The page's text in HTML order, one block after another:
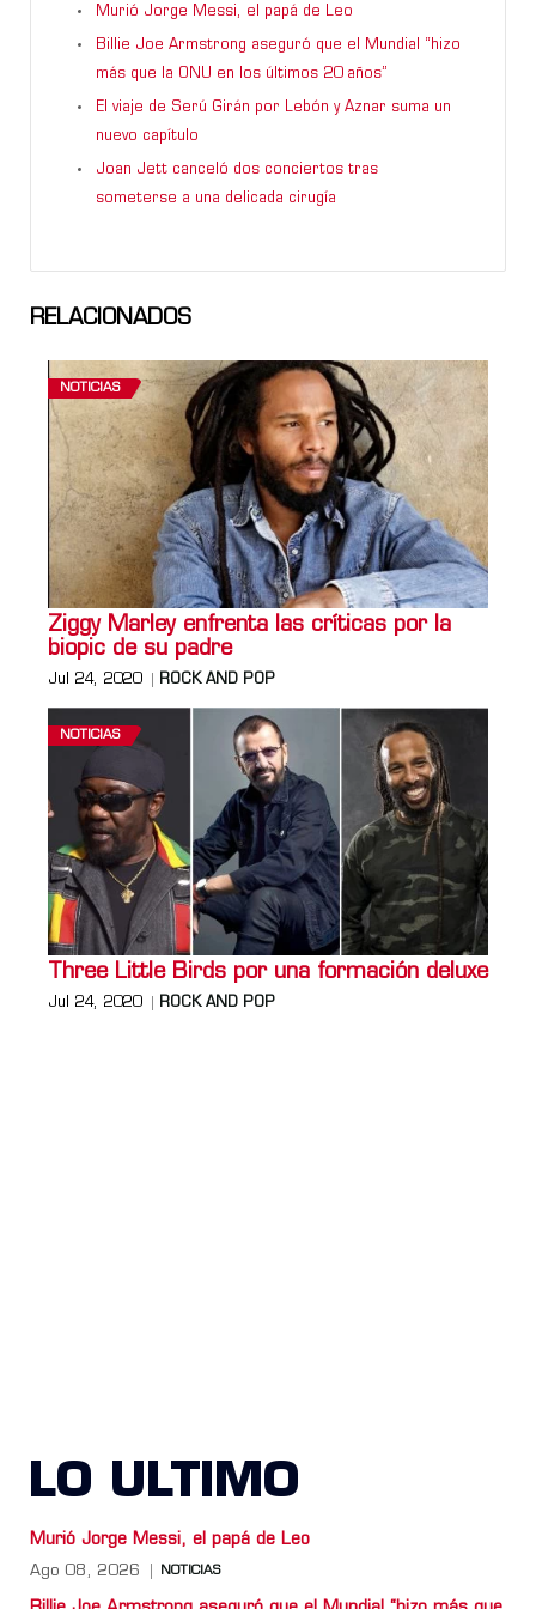
Murió Jorge Messi, el papá de Leo
Billie Joe Armstrong aseguró que el Mundial “hizo
más que la ONU en los últimos 20 años”
El viaje de Serú Girán por Lebón y Aznar suma un
nuevo capítulo
Joan Jett canceló dos conciertos tras
someterse a una delicada cirugía
RELACIONADOS
NOTICIAS
Ziggy Marley enfrenta las críticas por la
biopic de su padre
Jul 24, 2020 ROCK AND POP
NOTICIAS
Three Little Birds por una formación deluxe
Jul 24, 2020 ROCK AND POP
LO ULTIMO
Murió Jorge Messi, el papá de Leo
Ago 08, 2026 NOTICIAS